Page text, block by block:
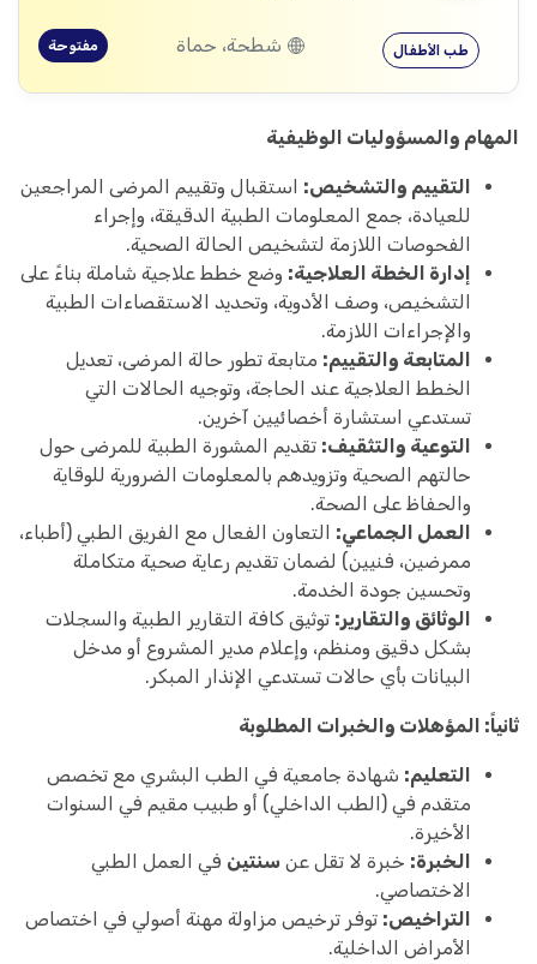
طب الأطفال شطحة، حماة مفتوحة
المهام والمسؤوليات الوظيفية
التقييم والتشخيص: استقبال وتقييم المرضى المراجعين
للعيادة، جمع المعلومات الطبية الدقيقة، وإجراء
الفحوصات اللازمة لتشخيص الحالة الصحية.
إدارة الخطة العلاجية: وضع خطط علاجية شاملة بناءً على
التشخيص، وصف الأدوية، وتحديد الاستقصاءات الطبية
والإجراءات اللازمة.
المتابعة والتقييم: متابعة تطور حالة المرضى، تعديل
الخطط العلاجية عند الحاجة، وتوجيه الحالات التي
تستدعي استشارة أخصائيين آخرين.
التوعية والتثقيف: تقديم المشورة الطبية للمرضى حول
حالتهم الصحية وتزويدهم بالمعلومات الضرورية للوقاية
والحفاظ على الصحة.
العمل الجماعي: التعاون الفعال مع الفريق الطبي (أطباء،
ممرضين، فنيين) لضمان تقديم رعاية صحية متكاملة
وتحسين جودة الخدمة.
الوثائق والتقارير: توثيق كافة التقارير الطبية والسجلات
بشكل دقيق ومنظم، وإعلام مدير المشروع أو مدخل
البيانات بأي حالات تستدعي الإنذار المبكر.
ثانياً: المؤهلات والخبرات المطلوبة
التعليم: شهادة جامعية في الطب البشري مع تخصص
متقدم في (الطب الداخلي) أو طبيب مقيم في السنوات
الأخيرة.
الخبرة: خبرة لا تقل عن سنتين في العمل الطبي
الاختصاصي.
التراخيص: توفر ترخيص مزاولة مهنة أصولي في اختصاص
الأمراض الداخلية.